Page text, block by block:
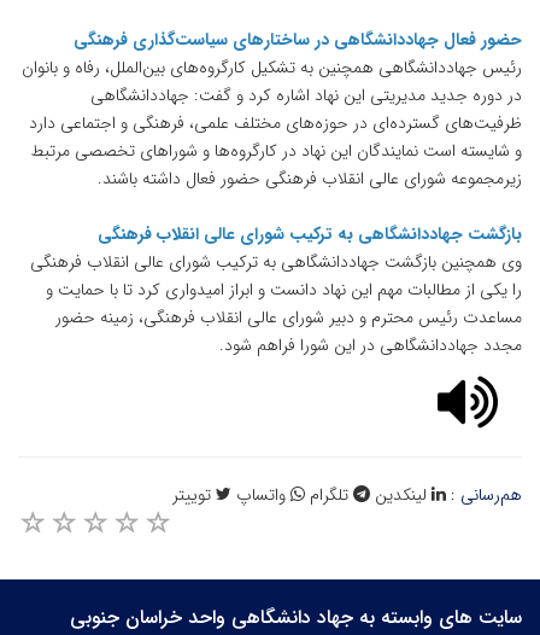
حضور فعال جهاددانشگاهی در ساختارهای سیاست‌گذاری فرهنگی
رئیس جهاددانشگاهی همچنین به تشکیل کارگروه‌های بین‌الملل، رفاه و بانوان
در دوره جدید مدیریتی این نهاد اشاره کرد و گفت: جهاددانشگاهی
ظرفیت‌های گسترده‌ای در حوزه‌های مختلف علمی، فرهنگی و اجتماعی دارد
و شایسته است نمایندگان این نهاد در کارگروه‌ها و شوراهای تخصصی مرتبط
زیرمجموعه شورای عالی انقلاب فرهنگی حضور فعال داشته باشند.
بازگشت جهاددانشگاهی به ترکیب شورای عالی انقلاب فرهنگی
وی همچنین بازگشت جهاددانشگاهی به ترکیب شورای عالی انقلاب فرهنگی
را یکی از مطالبات مهم این نهاد دانست و ابراز امیدواری کرد تا با حمایت و
مساعدت رئیس محترم و دبیر شورای عالی انقلاب فرهنگی، زمینه حضور
مجدد جهاددانشگاهی در این شورا فراهم شود.
هم‌رسانی : لینکدین تلگرام واتساپ توییتر
سایت های وابسته به جهاد دانشگاهی واحد خراسان جنوبی